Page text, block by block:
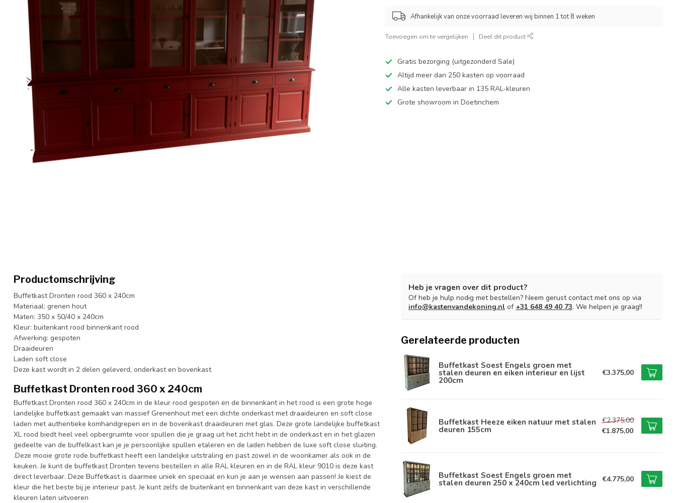
Afhankelijk van onze voorraad leveren wij binnen 1 tot 8 weken
Toevoegen om te vergelijken Deel dit product
Gratis bezorging (uitgezonderd Sale)
Altijd meer dan 250 kasten op voorraad
Alle kasten leverbaar in 135 RAL-kleuren
Grote showroom in Doetinchem
Productomschrijving
Buffetkast Dronten rood 360 x 240cm
Materiaal: grenen hout
Maten: 350 x 50/40 x 240cm
Kleur: buitenkant rood binnenkant rood
Afwerking: gespoten
Draaideuren
Laden soft close
Deze kast wordt in 2 delen geleverd, onderkast en bovenkast
Buffetkast Dronten rood 360 x 240cm
Buffetkast Dronten rood 360 x 240cm in de kleur rood gespoten en de binnenkant in het rood is een grote hoge
landelijke buffetkast gemaakt van massief Grenenhout met een dichte onderkast met draaideuren en soft close
laden met authentieke komhandgrepen en in de bovenkast draaideuren met glas. Deze grote landelijke buffetkast
XL rood biedt heel veel opbergruimte voor spullen die je graag uit het zicht hebt in de onderkast en in het glazen
gedeelte van de buffelkast kan je je persoonlijke spullen etaleren en de laden hebben de luxe soft close sluiting.
.Deze mooie grote rode buffetkast heeft een landelijke uitstraling en past zowel in de woonkamer als ook in de
keuken. Je kunt de buffetkast Dronten tevens bestellen in alle RAL kleuren en in de RAL kleur 9010 is deze kast
direct leverbaar. Deze Buffetkast is daarmee uniek en speciaal en kun je aan je wensen aan passen! Je kiest de
kleur die het beste bij je interieur past. Je kunt zelfs de buitenkant en binnenkant van deze kast in verschillende
kleuren laten uitvoeren
Heb je vragen over dit product?
Of heb je hulp nodig met bestellen? Neem gerust contact met ons op via
info@kastenvandekoning.nl of +31 648 49 40 73. We helpen je graag!!
Gerelateerde producten
Buffetkast Soest Engels groen met
stalen deuren en eiken interieur en lijst
200cm
€3.375,00
Buffetkast Heeze eiken natuur met stalen
deuren 155cm
€2.375,00
€1.875,00
Buffetkast Soest Engels groen met
stalen deuren 250 x 240cm led verlichting €4.775,00